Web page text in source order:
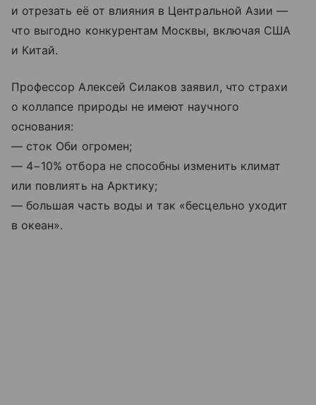
и отрезать её от влияния в Центральной Азии —
что выгодно конкурентам Москвы, включая США
и Китай.
Профессор Алексей Силаков заявил, что страхи
о коллапсе природы не имеют научного
основания:
— сток Оби огромен;
— 4−10% отбора не способны изменить климат
или повлиять на Арктику;
— большая часть воды и так «бесцельно уходит
в океан».